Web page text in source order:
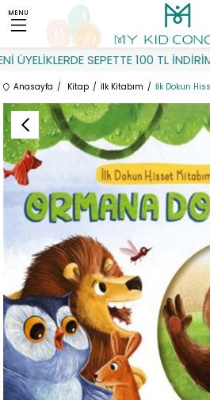
SEPETTE 100 TL İNDİRİM!
MENU
Anasayfa Kitap İlk Kitabım İlk Dokun